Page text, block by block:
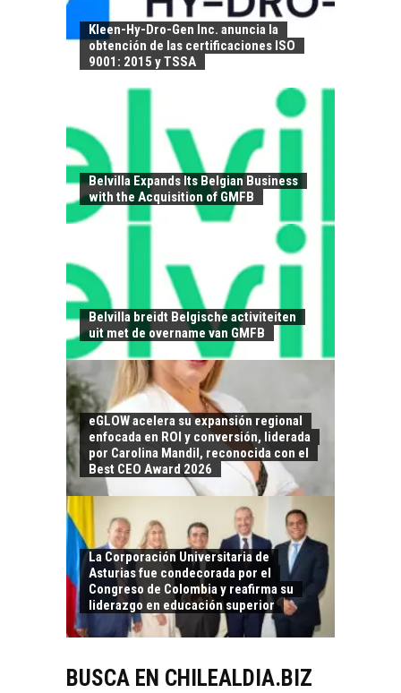
Kleen-Hy-Dro-Gen Inc. anuncia la
obtención de las certificaciones ISO
9001: 2015 y TSSA
Belvilla Expands Its Belgian Business
with the Acquisition of GMFB
Belvilla breidt Belgische activiteiten
uit met de overname van GMFB
eGLOW acelera su expansión regional
enfocada en ROI y conversión, liderada
por Carolina Mandil, reconocida con el
Best CEO Award 2026
La Corporación Universitaria de
Asturias fue condecorada por el
Congreso de Colombia y reafirma su
liderazgo en educación superior
BUSCA EN CHILEALDIA.BIZ
LOS SERVICIOS
DIGITALES
EXPORTADOS DESDE
CHILE
El auge de las
exportaciones de
servicios digitales en
Chile:…
TURISMO EN EL
DESIERTO DE
ATACAMA:
OPORTUNIDADES
PARA EL
DESARROLLO LOCAL
El Desierto de
Atacama: Motor
Estratégico para el
Desarrollo Turístico…
LA INDUSTRIA
MINERA CHILENA
FRENTE AL DESAFÍO
DE LA
SOSTENIBILIDAD
pilar estratégico ante